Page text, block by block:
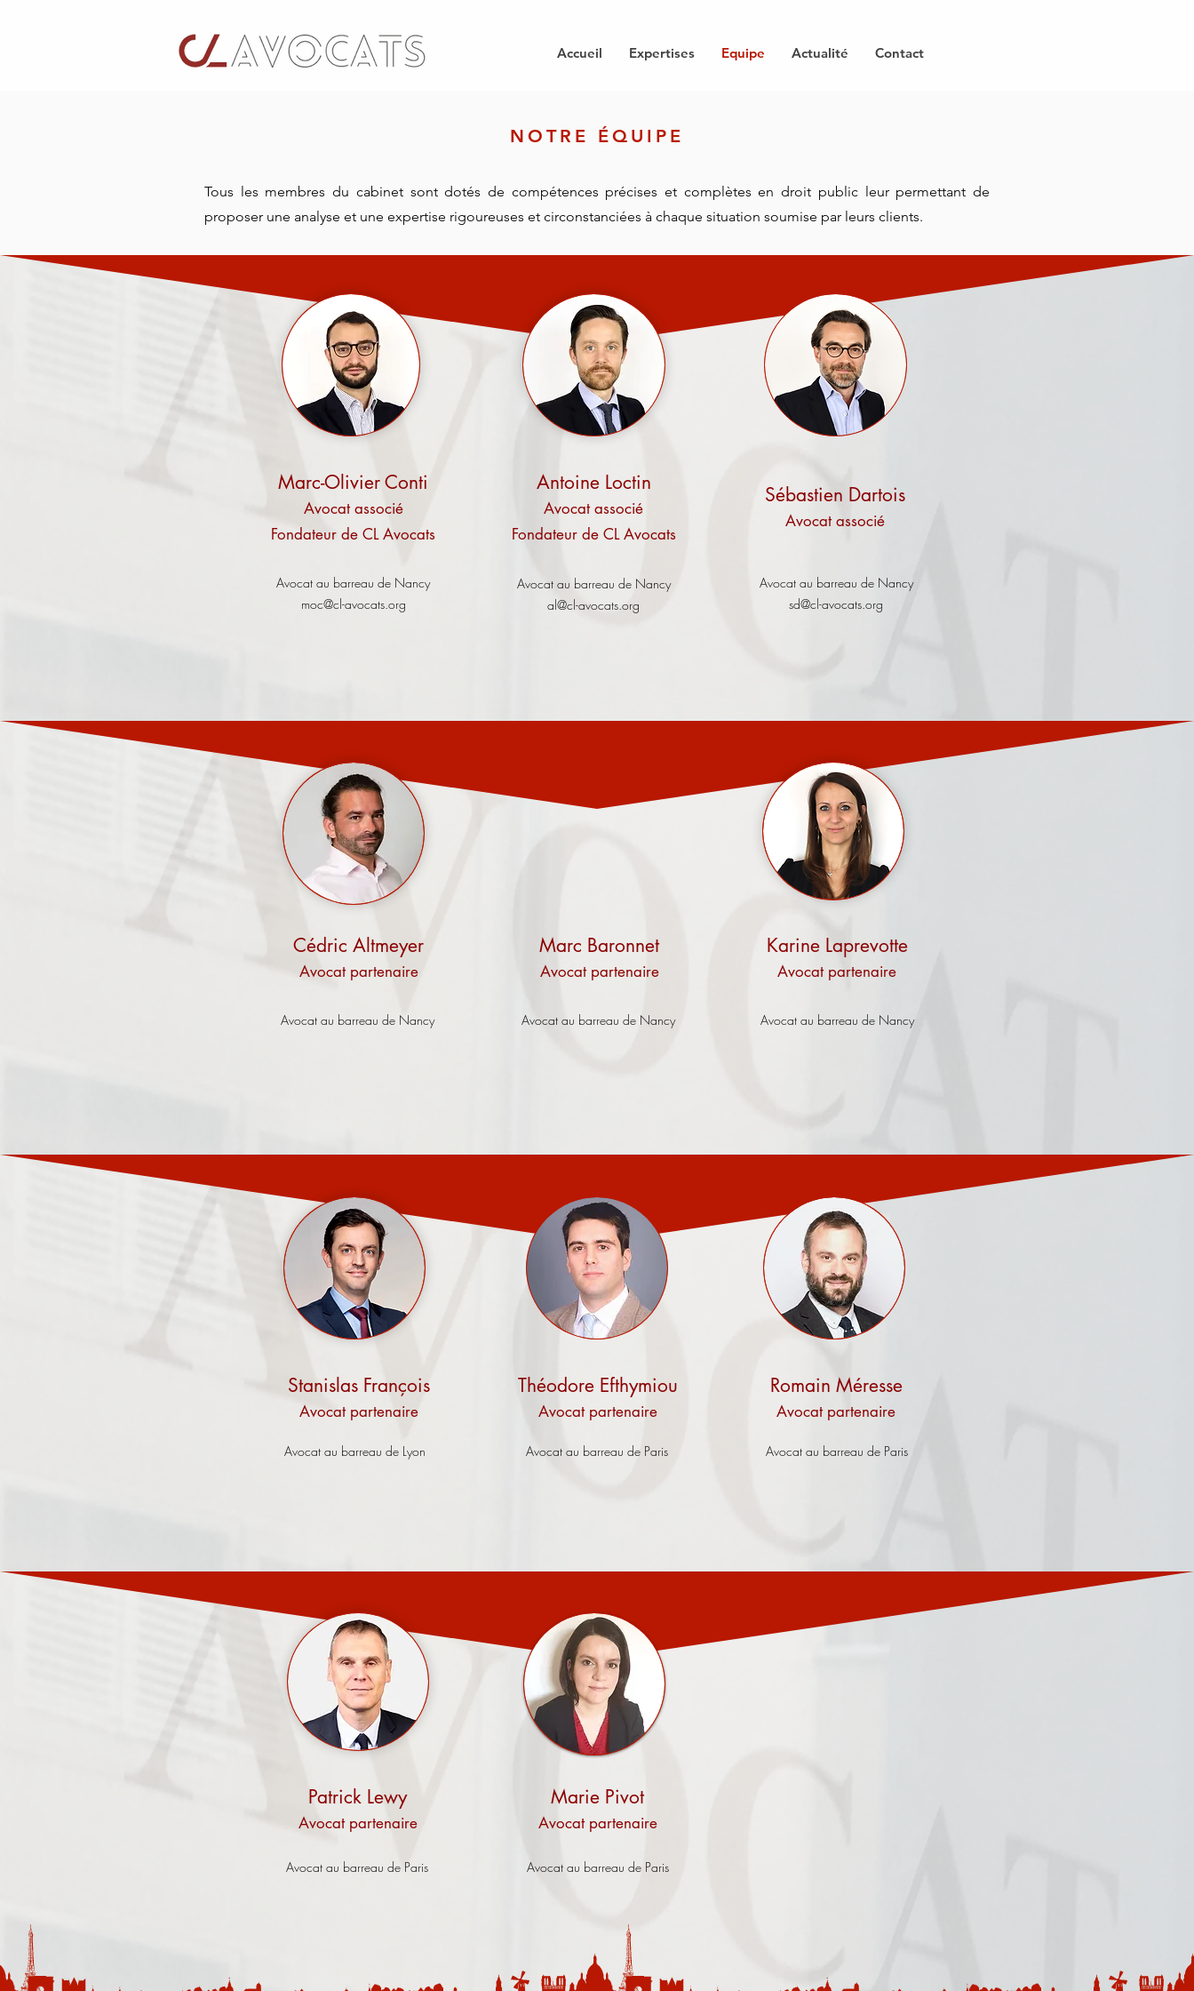
Accueil Expertises Equipe Actualité Contact
NOTRE ÉQUIPE
Tous les membres du cabinet sont dotés de compétences précises et complètes en droit public leur permettant de
proposer une analyse et une expertise rigoureuses et circonstanciées à chaque situation soumise par leurs clients.
Marc-Olivier Conti
Avocat associé
Fondateur de CL Avocats
Avocat au barreau de Nancy
moc@cl-avocats.org
Antoine Loctin
Avocat associé
Fondateur de CL Avocats
Avocat au barreau de Nancy
al@cl-avocats.org
Sébastien Dartois
Avocat associé
Avocat au barreau de Nancy
sd@cl-avocats.org
Cédric Altmeyer
Avocat partenaire
Avocat au barreau de Nancy
Marc Baronnet
Avocat partenaire
Avocat au barreau de Nancy
Karine Laprevotte
Avocat partenaire
Avocat au barreau de Nancy
Stanislas François
Avocat partenaire
Avocat au barreau de Lyon
Théodore Efthymiou
Avocat partenaire
Avocat au barreau de Paris
Romain Méresse
Avocat partenaire
Avocat au barreau de Paris
Patrick Lewy
Avocat partenaire
Avocat au barreau de Paris
Marie Pivot
Avocat partenaire
Avocat au barreau de Paris